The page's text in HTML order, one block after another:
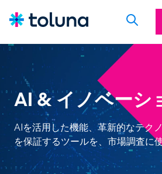
AI & イノベーシ
AIを活用した機能、革新的なテク
を保証するツールを、市場調査に